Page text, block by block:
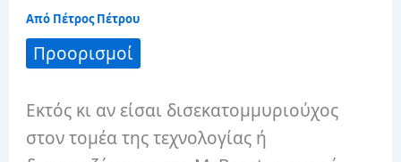
Από Πέτρος Πέτρου
Προορισμοί
Εκτός κι αν είσαι δισεκατομμυριούχος
στον τομέα της τεχνολογίας ή